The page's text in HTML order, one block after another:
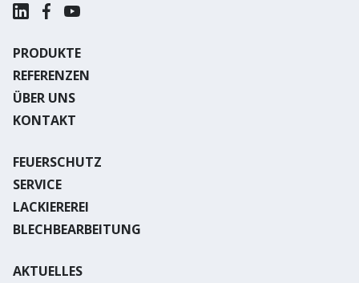
PRODUKTE
REFERENZEN
ÜBER UNS
KONTAKT
FEUERSCHUTZ
SERVICE
LACKIEREREI
BLECHBEARBEITUNG
AKTUELLES